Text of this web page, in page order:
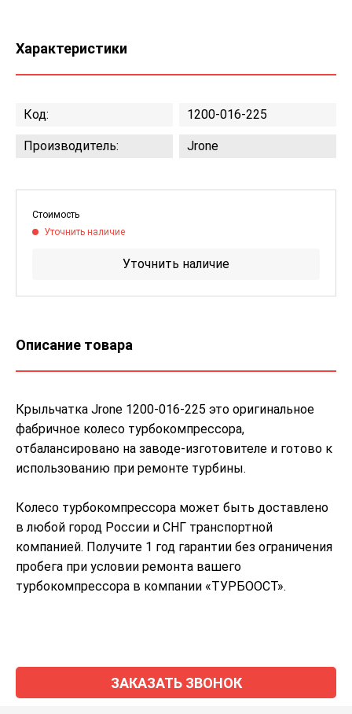
Характеристики
Код: 1200-016-225
Производитель: Jrone
Стоимость
Уточнить наличие
Уточнить наличие
Описание товара
Крыльчатка Jrone 1200-016-225 это оригинальное
фабричное колесо турбокомпрессора,
отбалансировано на заводе-изготовителе и готово к
использованию при ремонте турбины.
Колесо турбокомпрессора может быть доставлено
в любой город России и СНГ транспортной
компанией. Получите 1 год гарантии без ограничения
пробега при условии ремонта вашего
турбокомпрессора в компании «ТУРБООСТ».
ЗАКАЗАТЬ ЗВОНОК